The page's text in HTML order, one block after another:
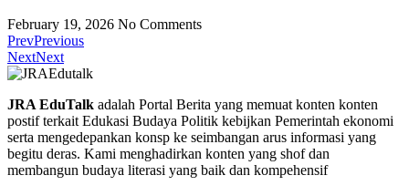
February 19, 2026 No Comments
PrevPrevious
NextNext
JRA EduTalk adalah Portal Berita yang memuat konten konten
postif terkait Edukasi Budaya Politik kebijkan Pemerintah ekonomi
serta mengedepankan konsp ke seimbangan arus informasi yang
begitu deras. Kami menghadirkan konten yang shof dan
membangun budaya literasi yang baik dan kompehensif